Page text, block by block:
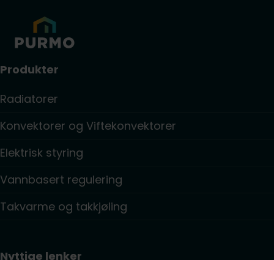
Produkter
Radiatorer
Konvektorer og Viftekonvektorer
Elektrisk styring
Vannbasert regulering
Takvarme og takkjøling
Nyttige lenker